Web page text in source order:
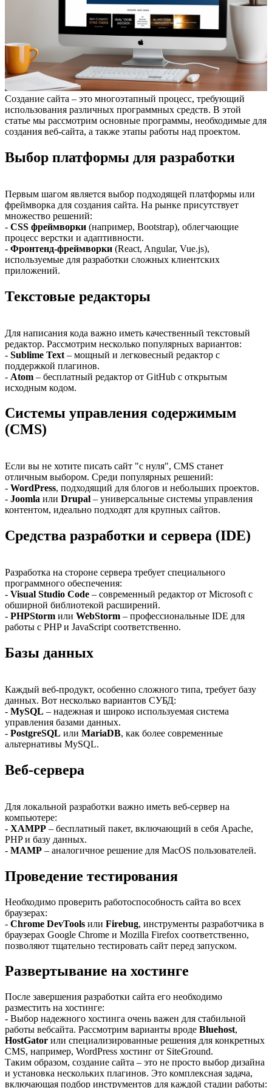
Создание сайта – это многоэтапный процесс, требующий
использования различных программных средств. В этой
статье мы рассмотрим основные программы, необходимые для
создания веб-сайта, а также этапы работы над проектом.
Выбор платформы для разработки
Первым шагом является выбор подходящей платформы или
фреймворка для создания сайта. На рынке присутствует
множество решений:
- CSS фреймворки (например, Bootstrap), облегчающие
процесс верстки и адаптивности.
- Фронтенд-фреймворки (React, Angular, Vue.js),
используемые для разработки сложных клиентских
приложений.
Текстовые редакторы
Для написания кода важно иметь качественный текстовый
редактор. Рассмотрим несколько популярных вариантов:
- Sublime Text – мощный и легковесный редактор с
поддержкой плагинов.
- Atom – бесплатный редактор от GitHub с открытым
исходным кодом.
Системы управления содержимым
(CMS)
Если вы не хотите писать сайт "с нуля", CMS станет
отличным выбором. Среди популярных решений:
- WordPress, подходящий для блогов и небольших проектов.
- Joomla или Drupal – универсальные системы управления
контентом, идеально подходят для крупных сайтов.
Средства разработки и сервера (IDE)
Разработка на стороне сервера требует специального
программного обеспечения:
- Visual Studio Code – современный редактор от Microsoft с
обширной библиотекой расширений.
- PHPStorm или WebStorm – профессиональные IDE для
работы с PHP и JavaScript соответственно.
Базы данных
Каждый веб-продукт, особенно сложного типа, требует базу
данных. Вот несколько вариантов СУБД:
- MySQL – надежная и широко используемая система
управления базами данных.
- PostgreSQL или MariaDB, как более современные
альтернативы MySQL.
Веб-сервера
Для локальной разработки важно иметь веб-сервер на
компьютере:
- XAMPP – бесплатный пакет, включающий в себя Apache,
PHP и базу данных.
- MAMP – аналогичное решение для MacOS пользователей.
Проведение тестирования
Необходимо проверить работоспособность сайта во всех
браузерах:
- Chrome DevTools или Firebug, инструменты разработчика в
браузерах Google Chrome и Mozilla Firefox соответственно,
позволяют тщательно тестировать сайт перед запуском.
Развертывание на хостинге
После завершения разработки сайта его необходимо
разместить на хостинге:
- Выбор надежного хостинга очень важен для стабильной
работы вебсайта. Рассмотрим варианты вроде Bluehost,
HostGator или специализированные решения для конкретных
CMS, например, WordPress хостинг от SiteGround.
Таким образом, создание сайта – это не просто выбор дизайна
и установка нескольких плагинов. Это комплексная задача,
включающая подбор инструментов для каждой стадии работы: